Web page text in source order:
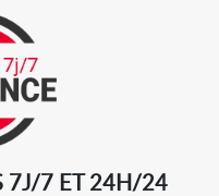
7J/7 ET 24H/24